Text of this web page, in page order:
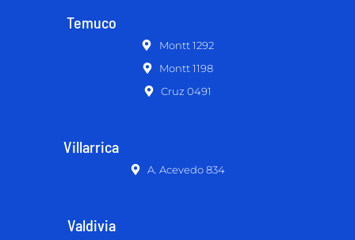
Temuco
Montt 1292
Montt 1198
Cruz 0491
Villarrica
A. Acevedo 834
Valdivia